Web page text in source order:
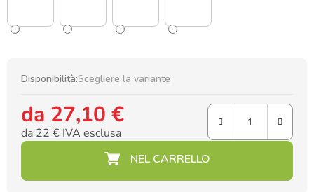
Disponibilità:Scegliere la variante
da 27,10 €
da 22 € IVA esclusa
Prezzo della misura: